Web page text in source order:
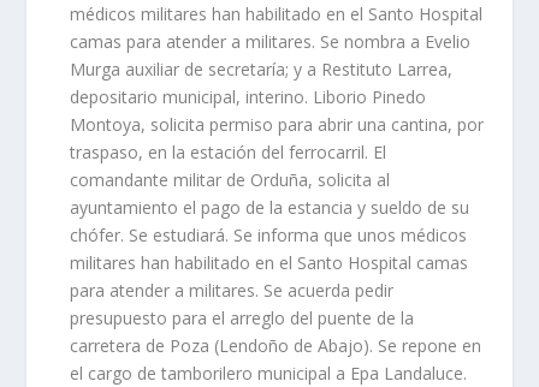
médicos militares han habilitado en el Santo Hospital
camas para atender a militares. Se nombra a Evelio
Murga auxiliar de secretaría; y a Restituto Larrea,
depositario municipal, interino. Liborio Pinedo
Montoya, solicita permiso para abrir una cantina, por
traspaso, en la estación del ferrocarril. El
comandante militar de Orduña, solicita al
ayuntamiento el pago de la estancia y sueldo de su
chófer. Se estudiará. Se informa que unos médicos
militares han habilitado en el Santo Hospital camas
para atender a militares. Se acuerda pedir
presupuesto para el arreglo del puente de la
carretera de Poza (Lendoño de Abajo). Se repone en
el cargo de tamborilero municipal a Epa Landaluce.